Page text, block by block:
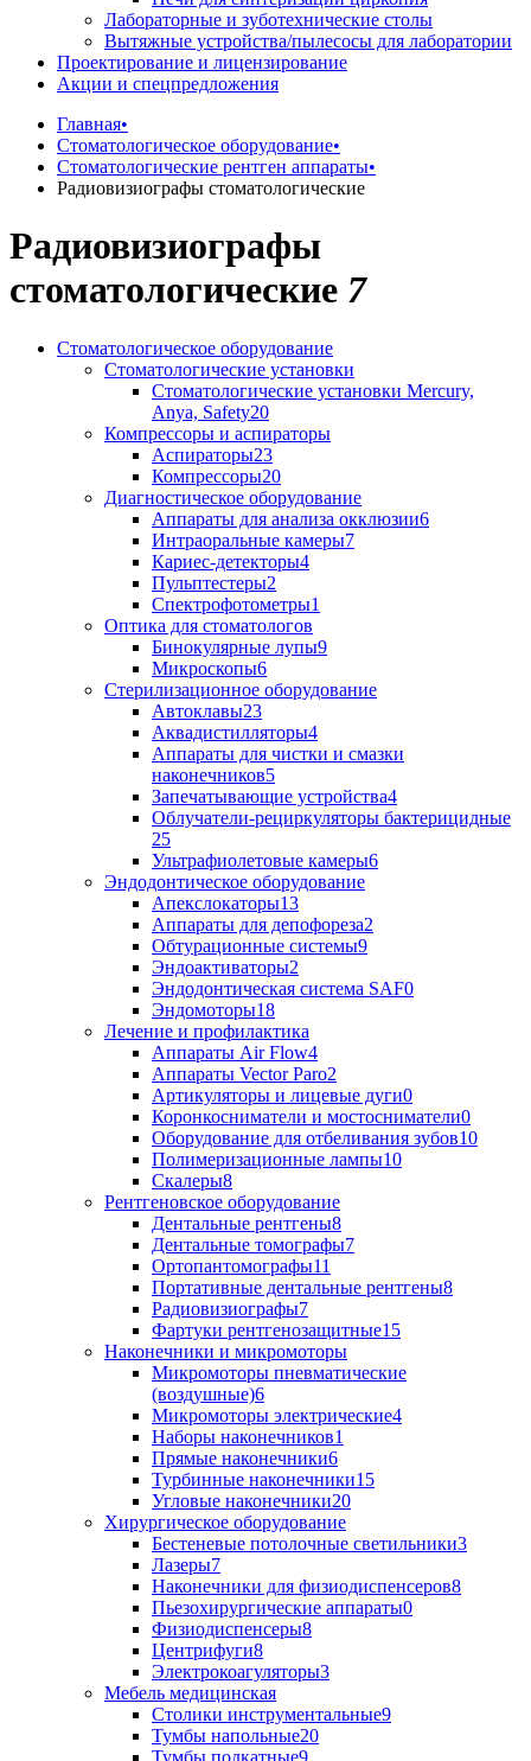
Лабораторные и зуботехнические столы
Вытяжные устройства/пылесосы для лаборатории
Проектирование и лицензирование
Акции и спецпредложения
Главная•
Стоматологическое оборудование•
Стоматологические рентген аппараты•
Радиовизиографы стоматологические
Радиовизиографы
стоматологические 7
Стоматологическое оборудование
Стоматологические установки
Стоматологические установки Mercury,
Anya, Safety20
Компрессоры и аспираторы
Аспираторы23
Компрессоры20
Диагностическое оборудование
Аппараты для анализа окклюзии6
Интраоральные камеры7
Кариес-детекторы4
Пульптестеры2
Спектрофотометры1
Оптика для стоматологов
Бинокулярные лупы9
Микроскопы6
Стерилизационное оборудование
Автоклавы23
Аквадистилляторы4
Аппараты для чистки и смазки
наконечников5
Запечатывающие устройства4
Облучатели-рециркуляторы бактерицидные
25
Ультрафиолетовые камеры6
Эндодонтическое оборудование
Апекслокаторы13
Аппараты для депофореза2
Обтурационные системы9
Эндоактиваторы2
Эндодонтическая система SAF0
Эндомоторы18
Лечение и профилактика
Аппараты Air Flow4
Аппараты Vector Paro2
Артикуляторы и лицевые дуги0
Коронкосниматели и мостосниматели0
Оборудование для отбеливания зубов10
Полимеризационные лампы10
Скалеры8
Рентгеновское оборудование
Дентальные рентгены8
Дентальные томографы7
Ортопантомографы11
Портативные дентальные рентгены8
Радиовизиографы7
Фартуки рентгенозащитные15
Наконечники и микромоторы
Микромоторы пневматические
(воздушные)6
Микромоторы электрические4
Наборы наконечников1
Прямые наконечники6
Турбинные наконечники15
Угловые наконечники20
Хирургическое оборудование
Бестеневые потолочные светильники3
Лазеры7
Наконечники для физиодиспенсеров8
Пьезохирургические аппараты0
Физиодиспенсеры8
Центрифуги8
Электрокоагуляторы3
Мебель медицинская
Столики инструментальные9
Тумбы напольные20
Тумбы подкатные9